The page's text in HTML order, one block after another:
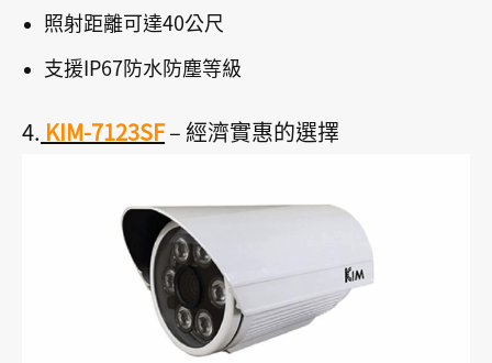
照射距離可達40公尺
支援IP67防水防塵等級
4. KIM-7123SF– 經濟實惠的選擇